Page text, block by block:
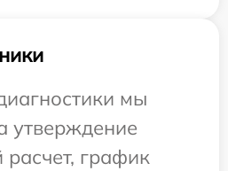
мы
утверждение
график